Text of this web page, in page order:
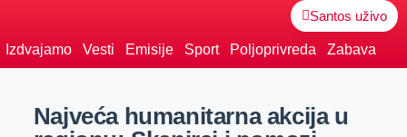
Santos uživo
Izdvajamo Vesti Emisije Sport Poljoprivreda Zabava
Najveća humanitarna akcija u